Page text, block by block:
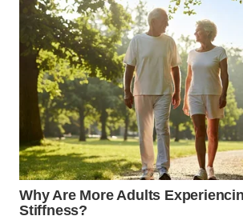
CIREBON
WN
INDRAMAYU
WN
KUNINGAN
WN
MAJALENGKA